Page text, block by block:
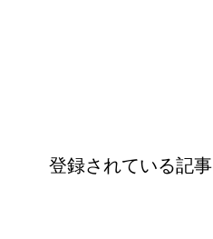
登録されている記